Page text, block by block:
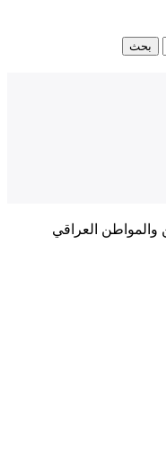
العراقي